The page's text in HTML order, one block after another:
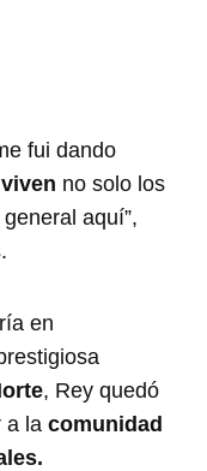
fui dando
no solo los
aquí”,
en
, Rey quedó
a lacomunidad